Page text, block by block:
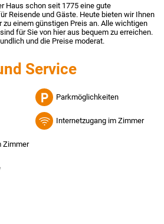
Service
Parkmöglichkeiten
Internetzugang im Zimmer
Zimmer
Haus schon seit 1775 eine gute
Reisende und Gäste. Heute bieten wir Ihnen
einem günstigen Preis an. Alle wichtigen
für Sie von hier aus bequem zu erreichen.
und die Preise moderat.